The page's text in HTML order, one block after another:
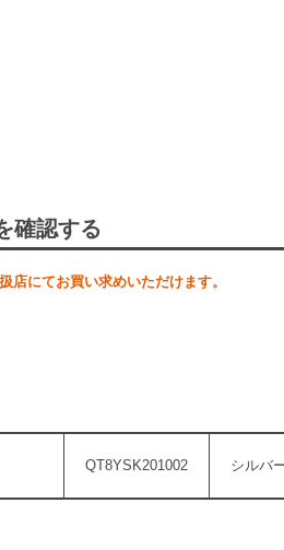
確認する
店にてお買い求めいただけます。
QT8YSK201002 シルバ